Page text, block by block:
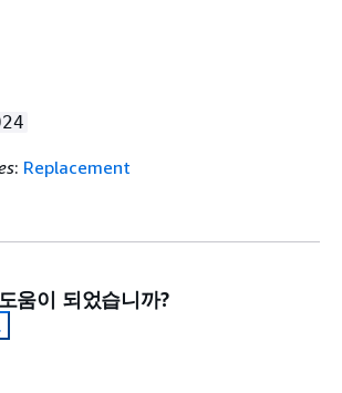
: Replacement
움이 되었습니까?